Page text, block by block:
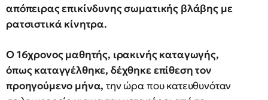
απόπειρας επικίνδυνης σωματικής βλάβης με
ρατσιστικά κίνητρα.
Ο 16χρονος μαθητής, ιρακινής καταγωγής,
όπως καταγγέλθηκε, δέχθηκε επίθεση τον
προηγούμενο μήνα,την ώρα που κατευθυνόταν